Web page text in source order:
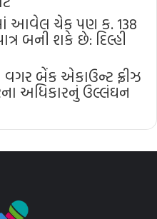
આવેલ ચેક પણ ક. 138
બની શકે છે: દિલ્હી
વગર બેંક એકાઉન્ટ ફ્રીઝ
અધિકારનું ઉલ્લંઘન